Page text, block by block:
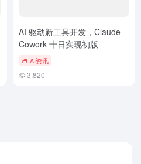
AI 驱动新工具开发，Claude
Cowork 十日实现初版
AI资讯
3,820